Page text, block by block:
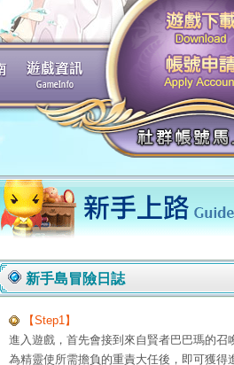
新手島冒險日誌
【Step1】
進入遊戲，首先會接到來自賢者巴巴瑪的召
為精靈使所需擔負的重責大任後，即可獲得